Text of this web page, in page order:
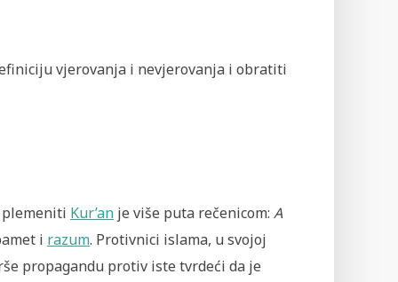
vjerovanja i nevjerovanja i obratiti
Kur’an je više puta rečenicom: A
i razum. Protivnici islama, u svojoj
propagandu protiv iste tvrdeći da je